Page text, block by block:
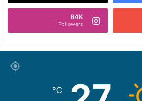
84K
Followers
℃